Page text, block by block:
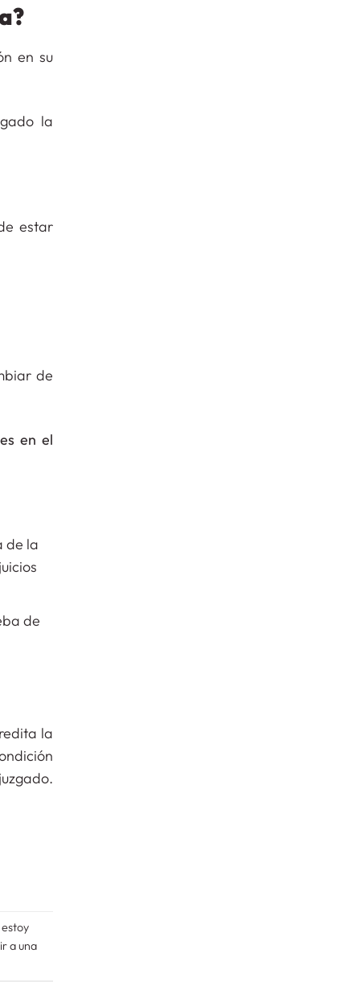
en su
la
estar
de
en el
de la
de
la
estoy
a una